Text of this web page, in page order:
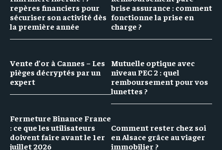
repères financiers pour
sécuriser son activité dès
la première année
Vente d’or à Cannes – Les
pièges décryptés par un
expert
Fermeture Binance France
: ce que les utilisateurs
doivent faire avant le 1er
juillet 2026
brise assurance : comment
fonctionne la prise en
charge ?
Mutuelle optique avec
niveau PEC 2 : quel
remboursement pour vos
lunettes ?
Comment rester chez soi
en Alsace grâce au viager
immobilier ?